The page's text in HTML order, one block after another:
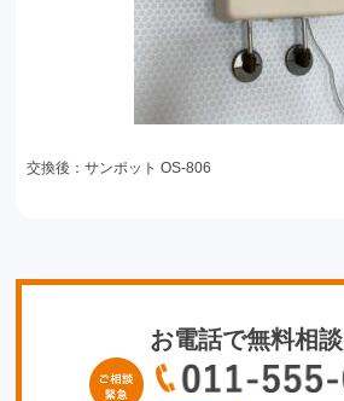
交換後：サンポット OS-806
お電話で無料相談